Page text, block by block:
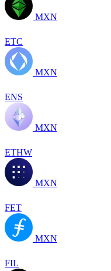
MXN
ETC
MXN
ENS
MXN
ETHW
MXN
FET
MXN
FIL